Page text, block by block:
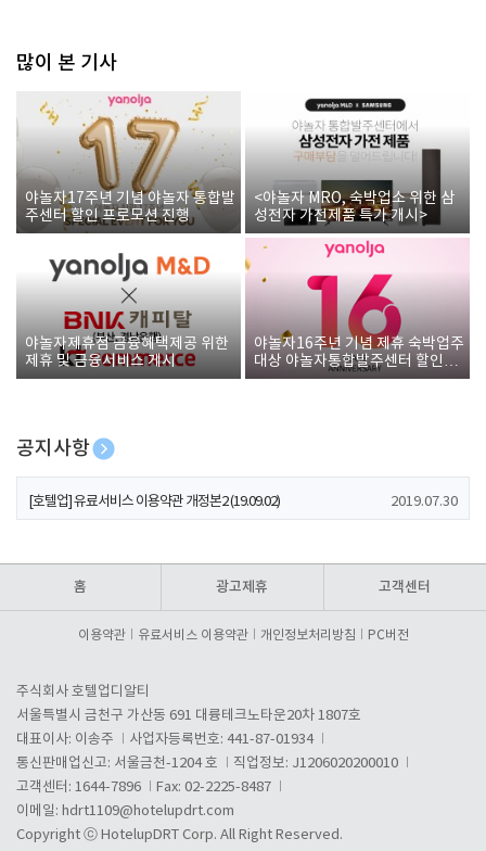
많이 본 기사
야놀자17주년 기념 야놀자 통합발
주센터 할인 프로모션 진행
<야놀자 MRO, 숙박업소 위한 삼
성전자 가전제품 특가 개시>
야놀자제휴점 금융혜택제공 위한
제휴 및 금융서비스 게시
야놀자16주년 기념 제휴 숙박업주
대상 야놀자통합발주센터 할인쿠
폰 증정
공지사항
[호텔업] 개인정보 처리방침 개정본1 (19.09.02)
[호텔업] 유료서비스 이용약관 개정본2 (19.09.02) 2019.07.30
홈 광고제휴 고객센터
이용약관 유료서비스 이용약관 개인정보처리방침 PC버전
주식회사 호텔업디알티
서울특별시 금천구 가산동 691 대륭테크노타운20차 1807호
대표이사: 이송주
사업자등록번호: 441-87-01934
통신판매업신고: 서울금천-1204 호
직업정보: J1206020200010
고객센터: 1644-7896
Fax: 02-2225-8487
이메일: hdrt1109@hotelupdrt.com
Copyright ⓒ HotelupDRT Corp. All Right Reserved.